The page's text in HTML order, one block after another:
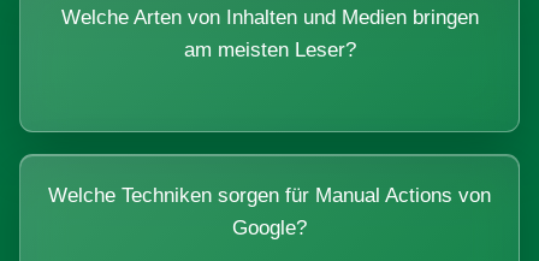
Welche Arten von Inhalten und Medien bringen
am meisten Leser?
Welche Techniken sorgen für Manual Actions von
Google?